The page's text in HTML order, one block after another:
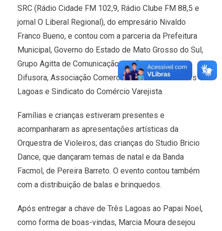
SRC (Rádio Cidade FM 102,9, Rádio Clube FM 88,5 e
jornal O Liberal Regional), do empresário Nivaldo
Franco Bueno, e contou com a parceria da Prefeitura
Municipal, Governo do Estado de Mato Grosso do Sul,
Grupo Agitta de Comunicação, Perfil News, Rádio
Difusora, Associação Comercial e Industrial de Três
Lagoas e Sindicato do Comércio Varejista.
Famílias e crianças estiveram presentes e
acompanharam as apresentações artísticas da
Orquestra de Violeiros; das crianças do Studio Bricio
Dance, que dançaram temas de natal e da Banda
Facmol, de Pereira Barreto. O evento contou também
com a distribuição de balas e brinquedos.
Após entregar a chave de Três Lagoas ao Papai Noel,
como forma de boas-vindas, Marcia Moura desejou